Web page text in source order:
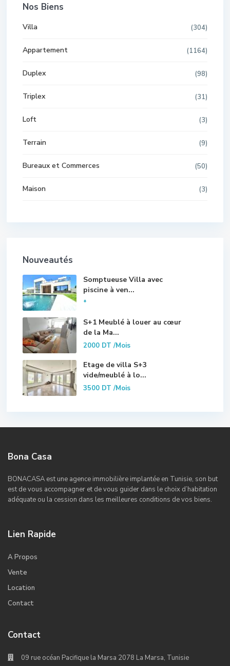
Nos Biens
Villa (304)
Appartement (1164)
Duplex (98)
Triplex (31)
Loft (3)
Terrain (9)
Bureaux et Commerces (50)
Maison (3)
Nouveautés
Somptueuse Villa avec
piscine à ven...
*
S+1 Meublé à louer au cœur
de la Ma...
2000 DT/Mois
Etage de villa S+3
vide/meublé à lo...
3500 DT/Mois
Bona Casa
BONACASA est une agence immobilière implantée en Tunisie, son but
est de vous accompagner et de vous guider dans le choix d’habitation
adéquate ou la cession dans les meilleures conditions de vos biens.
Lien Rapide
A Propos
Vente
Location
Contact
Contact
09 rue océan Pacifique la Marsa 2078 La Marsa, Tunisie